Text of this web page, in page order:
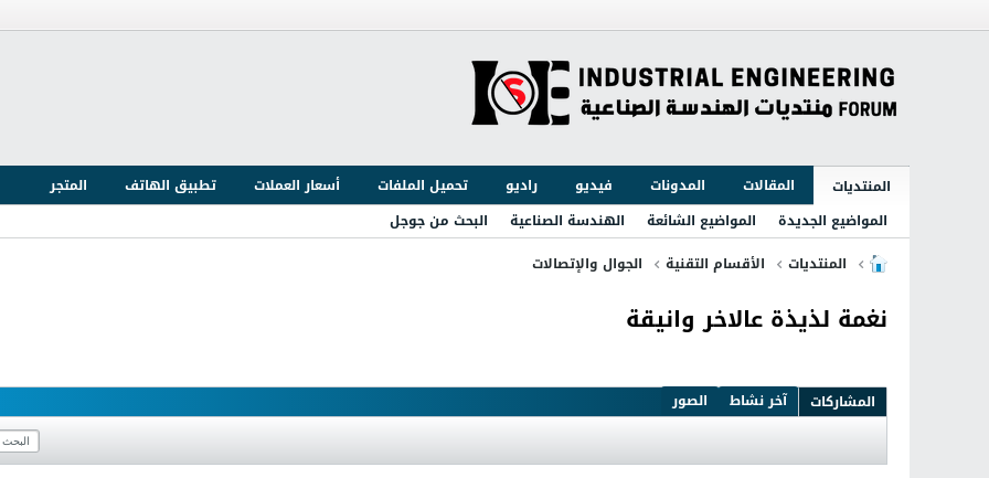
المنتديات المقالات المدونات فيديو راديو تحميل الملفات أسعار العملات تطبيق الهاتف
المتجر
المواضيع الجديدة
المواضيع الشائعة الهندسة الصناعية
البحث من جوجل
المنتديات
الأقسام التقنية الجوال والإتصالات
نغمة لذيذة عالاخر وانيقة
المشاركات آخر نشاط الصور